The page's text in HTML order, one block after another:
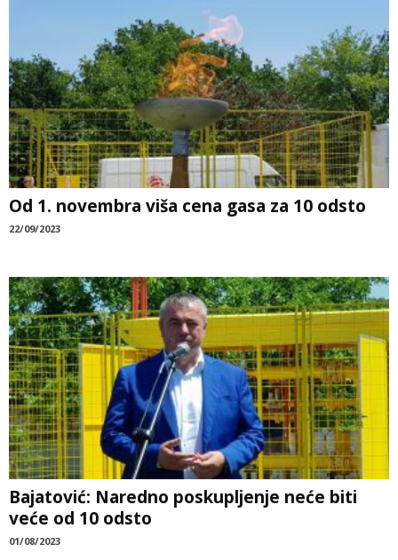
Od 1. novembra viša cena gasa za 10 odsto
22/09/2023
Bajatović: Naredno poskupljenje neće biti
veće od 10 odsto
01/08/2023